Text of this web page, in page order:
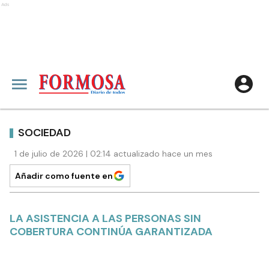
Ads
SOCIEDAD
1 de julio de 2026 | 02:14 actualizado hace un mes
Añadir como fuente en
LA ASISTENCIA A LAS PERSONAS SIN
COBERTURA CONTINÚA GARANTIZADA